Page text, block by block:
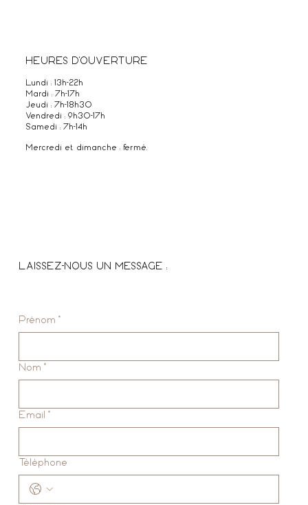
HEURES D'OUVERTURE
Lundi : 13h-22h
Mardi : 7h-17h
Jeudi : 7h-18h30
Vendredi : 9h30-17h
Samedi : 7h-14h
Mercredi et dimanche : fermé.
LAISSEZ-NOUS UN MESSAGE :
Prénom *
Nom *
Email *
Téléphone